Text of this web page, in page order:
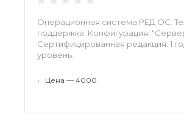
Операционная система РЕД ОС.
поддержка. Конфигурация:
Сертифицированная редакция. 1
уровень.
• Цена — 4000